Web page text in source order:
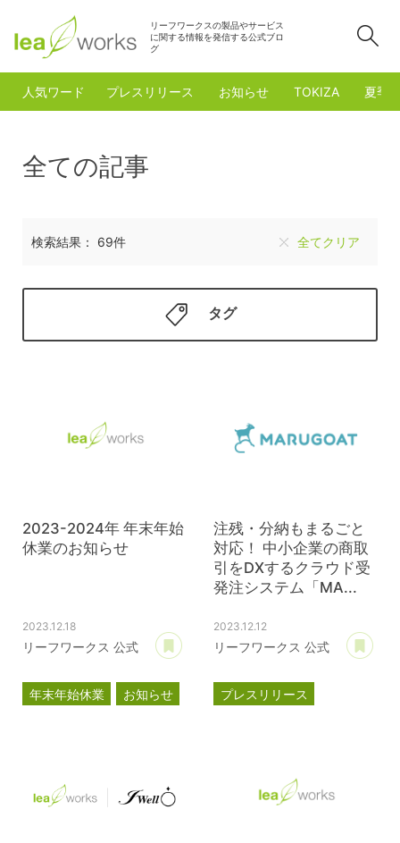
リーフワークスの製品やサービス
に関する情報を発信する公式ブロ
グ
人気ワード プレスリリース お知らせ TOKIZA 夏季
全ての記事
検索結果： 69件 全てクリア
タグ
2023-2024年 年末年始
休業のお知らせ
2023.12.18
リーフワークス 公式
あとで読む
年末年始休業 お知らせ
注残・分納もまるごと
対応！ 中小企業の商取
引をDXするクラウド受
発注システム「MA...
2023.12.12
リーフワークス 公式
プレスリリース